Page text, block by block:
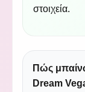
στοιχεία.
Πώς
Dream